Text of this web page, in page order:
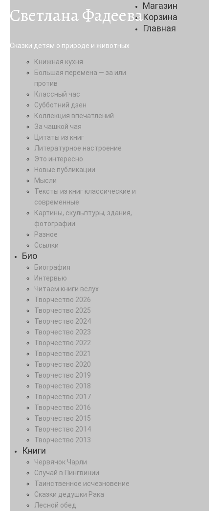
Светлана Фадеева
Сказки детям о природе и животных
Магазин
Корзина
Главная
Книжная кухня
Большая перемена — за или
против
Классный час
Субботний дзен
Коллекция впечатлений
За чашкой чая
Цитаты из книг
Литературное настроение
Это интересно
Новые публикации
Мысли
Тексты из книг классические и
современные
Картины, скульптуры, здания,
фотографии
Разное
Ссылки
Био
Биография
Интервью
Читаем книги вслух
Творчество 2026
Творчество 2025
Творчество 2024
Творчество 2023
Творчество 2022
Творчество 2021
Творчество 2020
Творчество 2019
Творчество 2018
Творчество 2017
Творчество 2016
Творчество 2015
Творчество 2014
Творчество 2013
Книги
Червячок Чарли
Случай в Пингвинии
Таинственное исчезновение
Сказки дедушки Рака
Лесной обед